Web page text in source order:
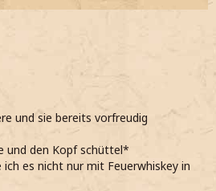
und sie bereits vorfreudig
und den Kopf schüttel*
es nicht nur mit Feuerwhiskey in